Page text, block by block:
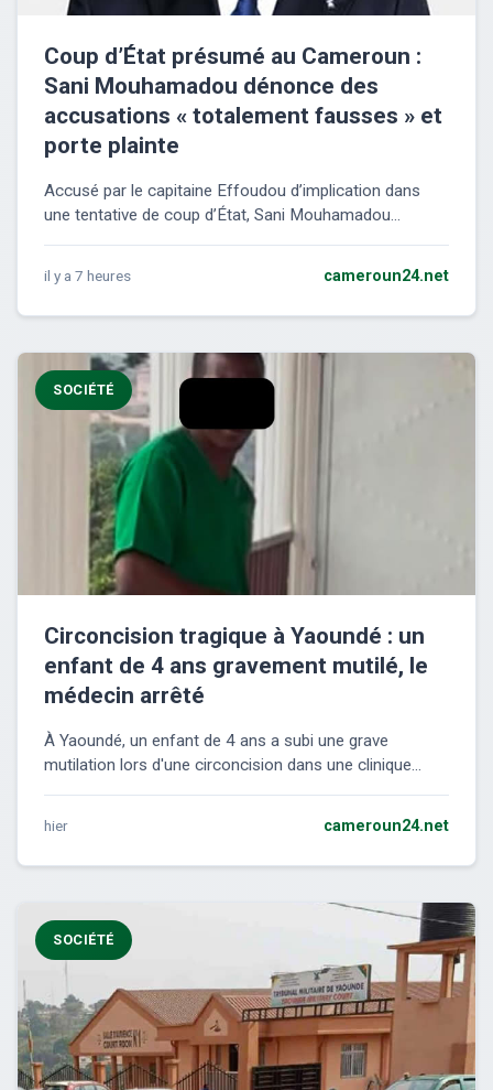
Coup d’État présumé au Cameroun :
Sani Mouhamadou dénonce des
accusations « totalement fausses » et
porte plainte
Accusé par le capitaine Effoudou d’implication dans
une tentative de coup d’État, Sani Mouhamadou...
il y a 7 heures cameroun24.net
SOCIÉTÉ
Circoncision tragique à Yaoundé : un
enfant de 4 ans gravement mutilé, le
médecin arrêté
À Yaoundé, un enfant de 4 ans a subi une grave
mutilation lors d'une circoncision dans une clinique...
hier cameroun24.net
SOCIÉTÉ